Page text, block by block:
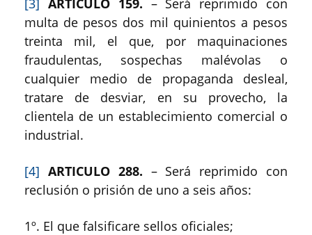
[3] ARTICULO 159. – Será reprimido con
multa de pesos dos mil quinientos a pesos
treinta mil, el que, por maquinaciones
fraudulentas, sospechas malévolas o
cualquier medio de propaganda desleal,
tratare de desviar, en su provecho, la
clientela de un establecimiento comercial o
industrial.
[4] ARTICULO 288. – Será reprimido con
reclusión o prisión de uno a seis años:
1º. El que falsificare sellos oficiales;